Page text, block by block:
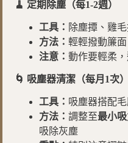
🧹 定期除塵（每1-2週）
工具： 除塵撢、雞
方法： 輕輕撥動簾
注意： 動作要輕柔
🌀 吸塵器清潔（每月1次）
工具： 吸塵器搭配
方法： 調整至最小
吸除灰塵